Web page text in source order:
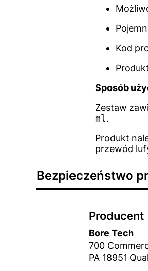
Kod
Sposób
Zestaw
ml.
Produkt
przewód
Bezpieczeństwo
Producent
Bore Tech
700
PA 18951